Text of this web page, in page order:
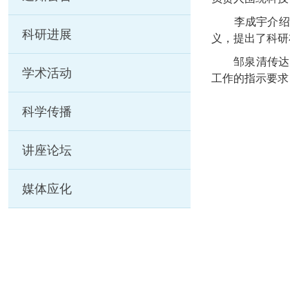
科研进展
学术活动
科学传播
讲座论坛
媒体应化
李成宇介绍了
义，提出了科
邹泉清传达了
工作的指示要求